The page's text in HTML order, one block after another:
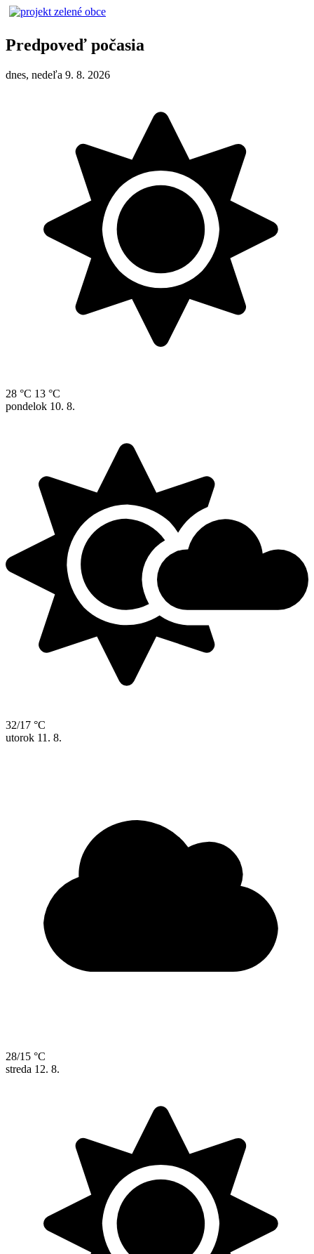
Predpoveď počasia
dnes, nedeľa 9. 8. 2026
28 °C 13 °C
pondelok 10. 8.
32/17 °C
utorok 11. 8.
28/15 °C
streda 12. 8.